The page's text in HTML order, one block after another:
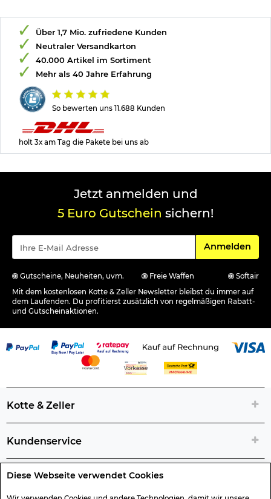
Diese Webseite verwendet Cookies
So bewerten uns 11.688 Kunden
Über 1,7 Mio. zufriedene Kunden
Neutraler Versandkarton
40.000 Artikel im Sortiment
Mehr als 40 Jahre Erfahrung
holt 3x am Tag die Pakete bei uns ab
Jetzt anmelden und
5 Euro Gutschein sichern!
Für den
Anmelden
Gutscheine, Neuheiten, uvm. Freie Waffen
Softair
Mit dem kostenlosen Kotte & Zeller Newsletter bleibst du immer auf
dem Laufenden. Du profitierst zusätzlich von regelmäßigen Rabatt-
und Gutscheinaktionen.
Kotte & Zeller
Kundenservice
Rechtliche Artikelinfos